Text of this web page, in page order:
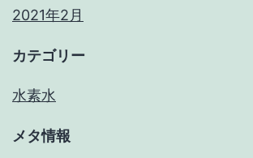
2021年2月
カテゴリー
水素水
メタ情報